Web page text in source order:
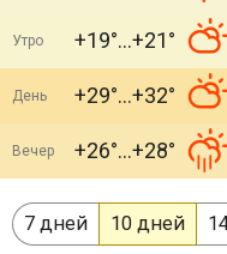
Утро +19° +21°
День +29° +32°
Вечер +26° +28°
7 дней 10 дней